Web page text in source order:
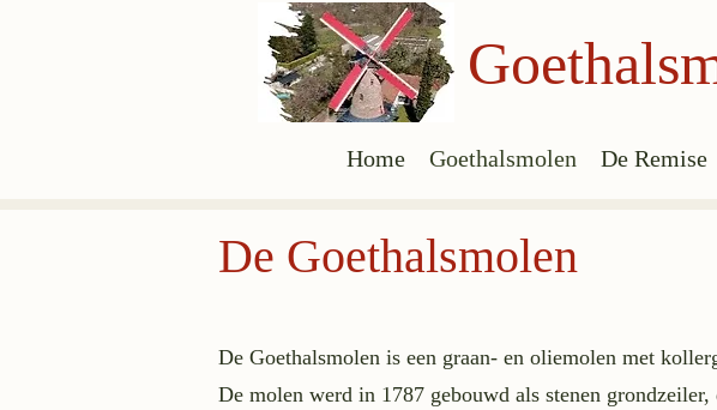
Home Goethalsmolen De Remise
De Goethalsmolen
De Goethalsmolen is een graan- en oliemolen met
De molen werd in 1787 gebouwd als stenen